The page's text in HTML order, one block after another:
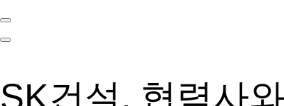
SK건설, 협력사